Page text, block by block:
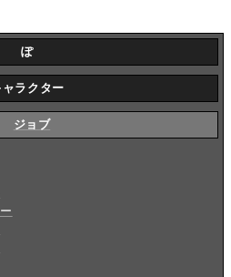
ぽ
ャラクター
ジョブ